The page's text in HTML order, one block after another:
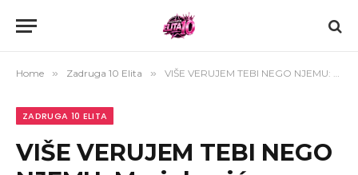
Home » Zadruga 10 Elita » VIŠE VERUJEM TEBI NEGO NJEMU: Marinković zauzeo Stanijinu stranu, ona mu demonstrirala susret sa Alibabom ispred Odabranih! (VIDEO)
ZADRUGA 10 ELITA
VIŠE VERUJEM TEBI NEGO